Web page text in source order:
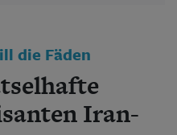
die Fäden
Iran-